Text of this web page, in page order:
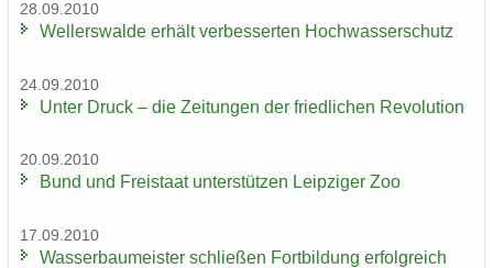
28.09.2010
Wel­ler­s­wal­de er­hält ver­bes­ser­ten Hoch­was­ser­schutz
24.09.2010
Unter Druck – die Zei­tun­gen der fried­li­chen Re­vo­lu­ti­on
20.09.2010
Bund und Frei­staat un­ter­stüt­zen Leip­zi­ger Zoo
17.09.2010
Was­ser­bau­meis­ter schlie­ßen Fort­bil­dung er­folg­reich